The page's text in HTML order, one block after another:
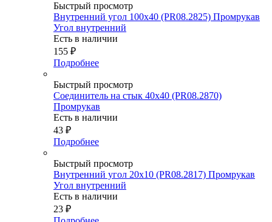
Быстрый просмотр
Внутренний угол 100х40 (PR08.2825) Промрукав
Угол внутренний
Есть в наличии
155 ₽
Подробнее
Быстрый просмотр
Соединитель на стык 40х40 (PR08.2870)
Промрукав
Есть в наличии
43 ₽
Подробнее
Быстрый просмотр
Внутренний угол 20х10 (PR08.2817) Промрукав
Угол внутренний
Есть в наличии
23 ₽